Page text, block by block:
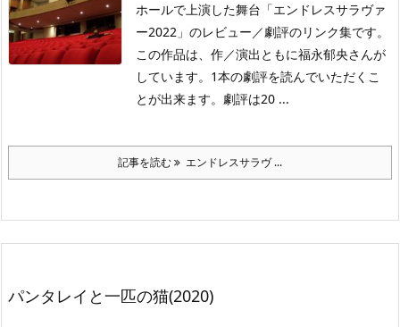
ホールで上演した舞台「エンドレスサラヴァ
ー2022」のレビュー／劇評のリンク集です。
この作品は、作／演出ともに福永郁央さんが
しています。1本の劇評を読んでいただくこ
とが出来ます。劇評は20 ...
記事を読む エンドレスサラヴ ...
パンタレイと一匹の猫(2020)